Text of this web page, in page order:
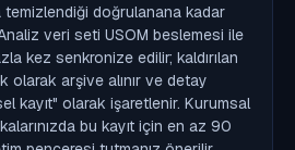
temizlendiği doğrulanana kadar
veri seti USOM beslemesi ile
kez senkronize edilir; kaldırılan
olarak arşive alınır ve detay
kayıt" olarak işaretlenir. Kurumsal
bu kayıt için en az 90